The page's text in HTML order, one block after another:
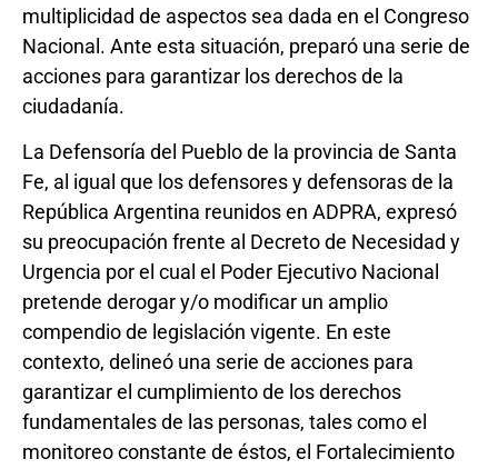
multiplicidad de aspectos sea dada en el Congreso
Nacional. Ante esta situación, preparó una serie de
acciones para garantizar los derechos de la
ciudadanía.
La Defensoría del Pueblo de la provincia de Santa
Fe, al igual que los defensores y defensoras de la
República Argentina reunidos en ADPRA, expresó
su preocupación frente al Decreto de Necesidad y
Urgencia por el cual el Poder Ejecutivo Nacional
pretende derogar y/o modificar un amplio
compendio de legislación vigente. En este
contexto, delineó una serie de acciones para
garantizar el cumplimiento de los derechos
fundamentales de las personas, tales como el
monitoreo constante de éstos, el Fortalecimiento